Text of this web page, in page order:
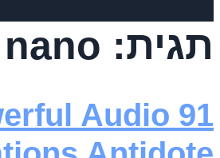
תגית: nano
Audio